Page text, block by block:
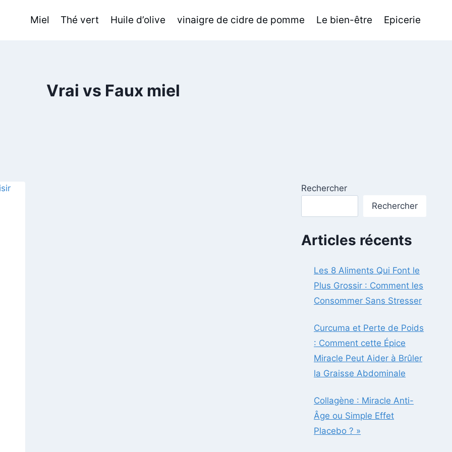
Miel Thé vert Huile d’olive vinaigre de cidre de pomme Le bien-être Epicerie
Vrai vs Faux miel
Rechercher
Rechercher
Articles récents
Les 8 Aliments Qui Font le
Plus Grossir : Comment les
Consommer Sans Stresser
Curcuma et Perte de Poids
: Comment cette Épice
Miracle Peut Aider à Brûler
la Graisse Abdominale
Collagène : Miracle Anti-
Âge ou Simple Effet
Placebo ? »